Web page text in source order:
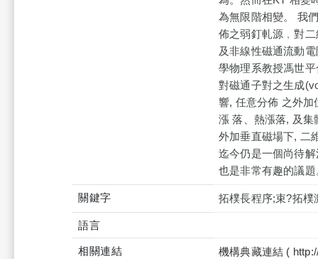
為無限階相變。 我
佈之弱釘軋源﹐對
及非線性磁通流動
學物理系教授馮世
對磁通子對之生成
響, 任意分佈 之外
漲 落、熱漲落, 及
外加垂直磁場下, 二
迄今仍是一個尚待
也是非常有趣的議題
關鍵字 拓樸長程序;束?拓樸
語言
相關連結
機構典藏連結 (